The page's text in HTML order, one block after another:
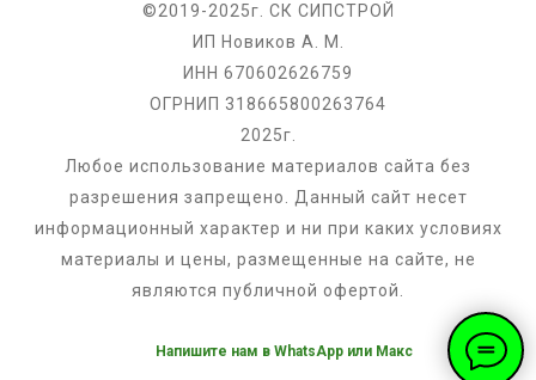
Напишите нам в WhatsApp или Макс
©2019-2025г. СК СИПСТРОЙ
ИП Новиков А. М.
ИНН 670602626759
ОГРНИП 318665800263764
2025г.
Любое использование материалов сайта без
разрешения запрещено. Данный сайт несет
информационный характер и ни при каких условиях
материалы и цены, размещенные на сайте, не
являются публичной офертой.